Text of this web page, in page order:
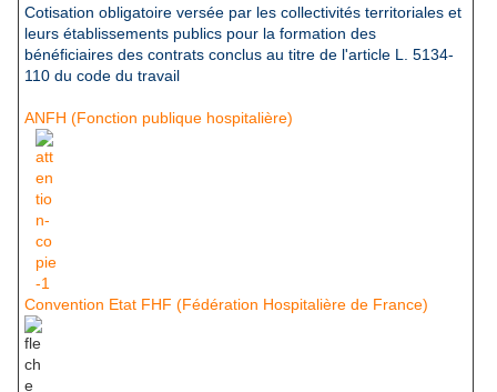
Cotisation obligatoire versée par les collectivités territoriales et
leurs établissements publics pour la formation des
bénéficiaires des contrats conclus au titre de l'article L. 5134-
110 du code du travail
ANFH (Fonction publique hospitalière)
Convention Etat FHF (Fédération Hospitalière de France)